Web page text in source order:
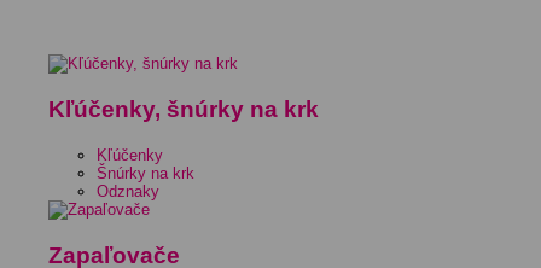
Kľúčenky, šnúrky na krk
Kľúčenky
Šnúrky na krk
Odznaky
Zapaľovače